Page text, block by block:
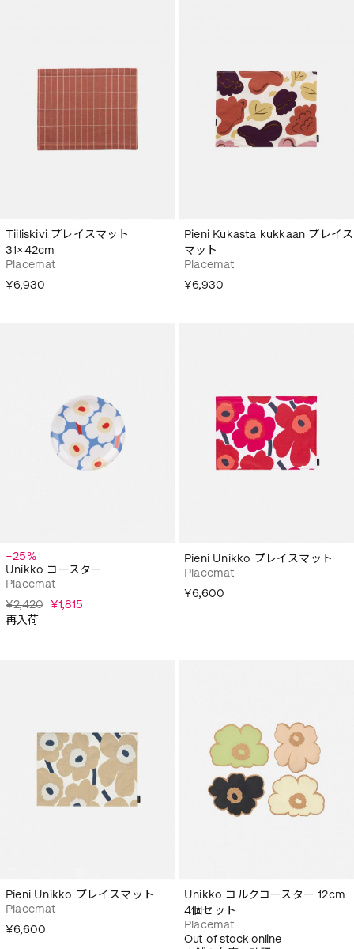
Tiiliskivi プレイスマット
31×42cm
Placemat
¥6,930
Pieni Kukasta kukkaan プレイス
マット
Placemat
¥6,930
−25%
Unikko コースター
Placemat
¥2,420 ¥1,815
再入荷
Pieni Unikko プレイスマット
Placemat
¥6,600
Pieni Unikko プレイスマット
Placemat
¥6,600
Unikko コルクコースター 12cm
4個セット
Placemat
Out of stock online